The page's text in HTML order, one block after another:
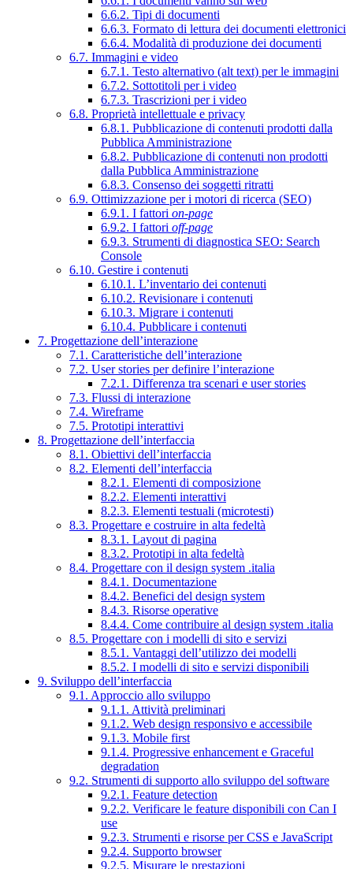
6.6.2. Tipi di documenti
6.6.3. Formato di lettura dei documenti elettronici
6.6.4. Modalità di produzione dei documenti
6.7. Immagini e video
6.7.1. Testo alternativo (alt text) per le immagini
6.7.2. Sottotitoli per i video
6.7.3. Trascrizioni per i video
6.8. Proprietà intellettuale e privacy
6.8.1. Pubblicazione di contenuti prodotti dalla
Pubblica Amministrazione
6.8.2. Pubblicazione di contenuti non prodotti
dalla Pubblica Amministrazione
6.8.3. Consenso dei soggetti ritratti
6.9. Ottimizzazione per i motori di ricerca (SEO)
6.9.1. I fattori on-page
6.9.2. I fattori off-page
6.9.3. Strumenti di diagnostica SEO: Search
Console
6.10. Gestire i contenuti
6.10.1. L’inventario dei contenuti
6.10.2. Revisionare i contenuti
6.10.3. Migrare i contenuti
6.10.4. Pubblicare i contenuti
7. Progettazione dell’interazione
7.1. Caratteristiche dell’interazione
7.2. User stories per definire l’interazione
7.2.1. Differenza tra scenari e user stories
7.3. Flussi di interazione
7.4. Wireframe
7.5. Prototipi interattivi
8. Progettazione dell’interfaccia
8.1. Obiettivi dell’interfaccia
8.2. Elementi dell’interfaccia
8.2.1. Elementi di composizione
8.2.2. Elementi interattivi
8.2.3. Elementi testuali (microtesti)
8.3. Progettare e costruire in alta fedeltà
8.3.1. Layout di pagina
8.3.2. Prototipi in alta fedeltà
8.4. Progettare con il design system .italia
8.4.1. Documentazione
8.4.2. Benefici del design system
8.4.3. Risorse operative
8.4.4. Come contribuire al design system .italia
8.5. Progettare con i modelli di sito e servizi
8.5.1. Vantaggi dell’utilizzo dei modelli
8.5.2. I modelli di sito e servizi disponibili
9. Sviluppo dell’interfaccia
9.1. Approccio allo sviluppo
9.1.1. Attività preliminari
9.1.2. Web design responsivo e accessibile
9.1.3. Mobile first
9.1.4. Progressive enhancement e Graceful
degradation
9.2. Strumenti di supporto allo sviluppo del software
9.2.1. Feature detection
9.2.2. Verificare le feature disponibili con Can I
use
9.2.3. Strumenti e risorse per CSS e JavaScript
9.2.4. Supporto browser
9.2.5. Misurare le prestazioni